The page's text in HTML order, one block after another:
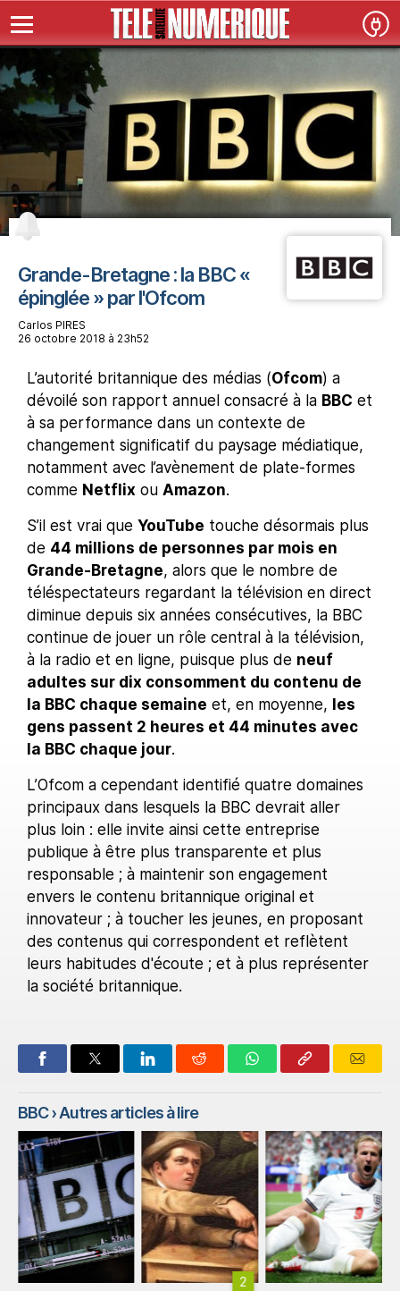
Grande-Bretagne : la BBC «
épinglée » par l'Ofcom
Carlos PIRES
26 octobre 2018 à 23h52
L’autorité britannique des médias (Ofcom) a
dévoilé son rapport annuel consacré à la BBC et
à sa performance dans un contexte de
changement significatif du paysage médiatique,
notamment avec l’avènement de plate-formes
comme Netflix ou Amazon.
S’il est vrai que YouTube touche désormais plus
de 44 millions de personnes par mois en
Grande-Bretagne, alors que le nombre de
téléspectateurs regardant la télévision en direct
diminue depuis six années consécutives, la BBC
continue de jouer un rôle central à la télévision,
à la radio et en ligne, puisque plus de neuf
adultes sur dix consomment du contenu de
la BBC chaque semaine et, en moyenne, les
gens passent 2 heures et 44 minutes avec
la BBC chaque jour.
L’Ofcom a cependant identifié quatre domaines
principaux dans lesquels la BBC devrait aller
plus loin : elle invite ainsi cette entreprise
publique à être plus transparente et plus
responsable ; à maintenir son engagement
envers le contenu britannique original et
innovateur ; à toucher les jeunes, en proposant
des contenus qui correspondent et reflètent
leurs habitudes d'écoute ; et à plus représenter
la société britannique.
BBC› Autres articles à lire
2